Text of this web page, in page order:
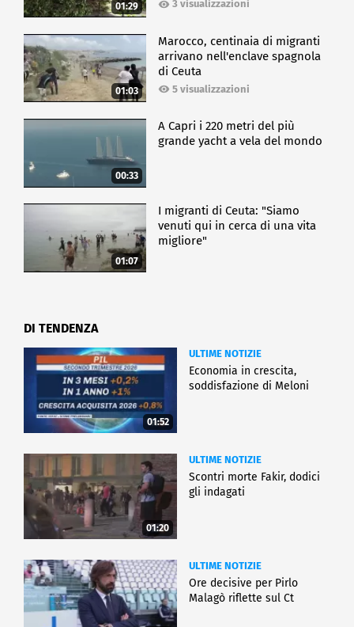
d'orgoglio per l'associazione che riunisce le imprese
italiane degli agrofarmaci: "Queste imprese
garantiscono che cibo sano e di qualità possa
raggiungere tutti i giorni le nostre tavole. Lo fanno
mettendo a disposizione degli agricoltori delle
soluzioni sempre più all'avanguardia per gestire al
meglio la produttività in campo e garantire anche la
competitività di tutto il comparto agroalimentare
Made in Italy".
CRONACA
01:29 3 visualizzazioni
01:03
Marocco, centinaia di migranti
arrivano nell'enclave spagnola
di Ceuta
5 visualizzazioni
00:33
A Capri i 220 metri del più
grande yacht a vela del mondo
01:07
I migranti di Ceuta: "Siamo
venuti qui in cerca di una vita
migliore"
DI TENDENZA
01:52
ULTIME NOTIZIE
Economia in crescita,
soddisfazione di Meloni
01:20
ULTIME NOTIZIE
Scontri morte Fakir, dodici
gli indagati
ULTIME NOTIZIE
Ore decisive per Pirlo
Malagò riflette sul Ct